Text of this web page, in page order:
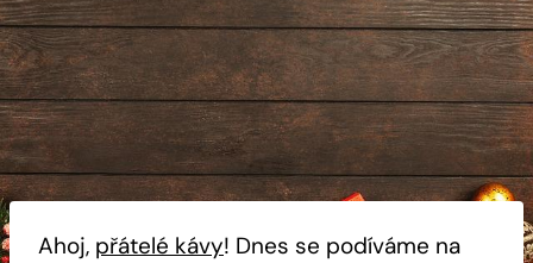
Ahoj, přátelé kávy!‌ Dnes se podíváme‍ na